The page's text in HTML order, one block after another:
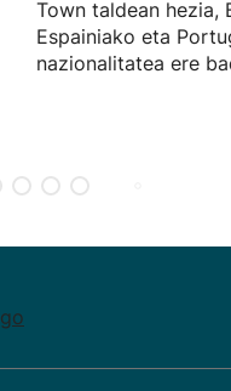
Town taldean hezia,
Espainiako eta
nazionalitatea ere